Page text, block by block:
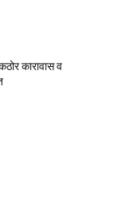
कारावास व